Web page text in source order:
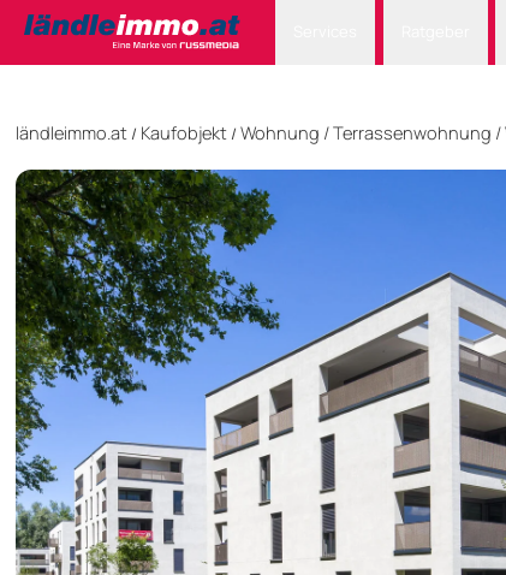
ländleimmo.at / Kaufobjekt / Wohnung /Terrassenwohnung /